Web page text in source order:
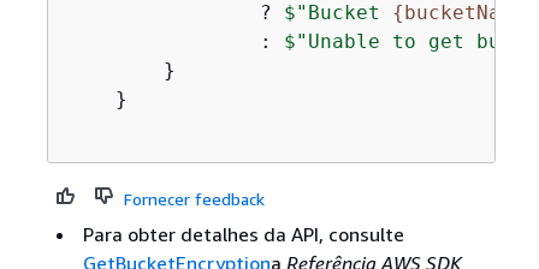
                ?
$"Bucket {bucketName}
                :
$"Unable to get
        }
    }
Fornecer feedback
Para obter detalhes da API, consulte
GetBucketEncryptiona Referência AWS SDK